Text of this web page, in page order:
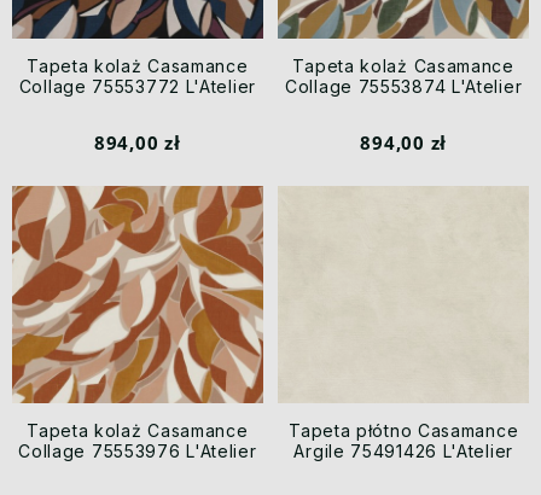
Tapeta kolaż Casamance
Collage 75553772 L'Atelier
894,00 zł
Tapeta kolaż Casamance
Collage 75553874 L'Atelier
894,00 zł
Tapeta kolaż Casamance
Collage 75553976 L'Atelier
Tapeta płótno Casamance
Argile 75491426 L'Atelier